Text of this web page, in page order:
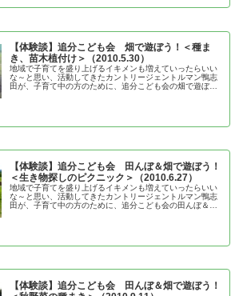
【体験談】追分こども会 畑で遊ぼう！＜種ま
き、苗木植付け＞（2010.5.30）
地域で子育てを盛り上げるイキメンも増えていったらいい
な～と思い、活動してきたカントリージェントルマン鴨志
田が、子育て中の方のために、追分こども会の畑で遊ぼ
【体験談】追分こども会 田んぼ＆畑で遊ぼう！
＜生き物探しのピクニック＞（2010.6.27）
地域で子育てを盛り上げるイキメンも増えていったらいい
な～と思い、活動してきたカントリージェントルマン鴨志
田が、子育て中の方のために、追分こども会の田んぼ＆畑
【体験談】追分こども会 田んぼ＆畑で遊ぼう！